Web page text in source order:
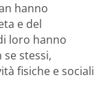
hanno
e del
loro hanno
stessi,
fisiche e sociali